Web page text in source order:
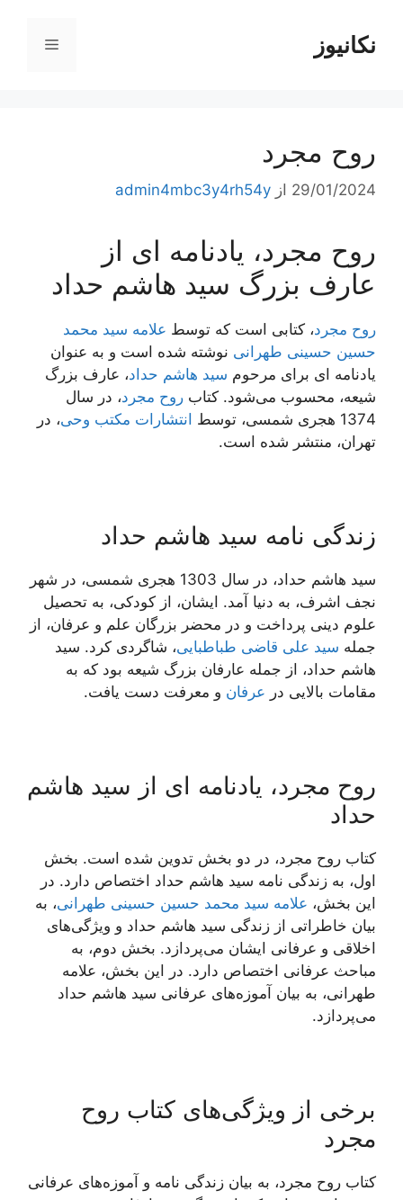
محتوانکانیوز فهرست
روح مجرد
29/01/2024 از admin4mbc3y4rh54y
روح مجرد، یادنامه ای از
عارف بزرگ سید هاشم حداد
روح مجرد، کتابی است که توسط علامه سید محمد
حسین حسینی طهرانی نوشته شده است و به عنوان
یادنامه ای برای مرحوم سید هاشم حداد، عارف بزرگ
شیعه، محسوب می‌شود. کتاب روح مجرد، در سال
1374 هجری شمسی، توسط
انتشارات مکتب وحی، در
تهران، منتشر شده است.
زندگی نامه سید هاشم حداد
سید هاشم حداد، در سال 1303 هجری شمسی، در شهر
نجف اشرف، به دنیا آمد. ایشان، از کودکی، به تحصیل
علوم دینی پرداخت و در محضر بزرگان علم و عرفان، از
جمله سید علی قاضی طباطبایی، شاگردی کرد. سید
هاشم حداد، از جمله عارفان بزرگ شیعه بود که به
مقامات بالایی در عرفان و معرفت دست یافت.
روح مجرد، یادنامه ای از سید هاشم
حداد
کتاب روح مجرد، در دو بخش تدوین شده است. بخش
اول، به زندگی نامه سید هاشم حداد اختصاص دارد. در
این بخش، علامه سید محمد حسین حسینی طهرانی، به
بیان خاطراتی از زندگی سید هاشم حداد و ویژگی‌های
اخلاقی و عرفانی ایشان می‌پردازد. بخش دوم، به
مباحث عرفانی اختصاص دارد. در این بخش، علامه
طهرانی، به بیان آموزه‌های عرفانی سید هاشم حداد
می‌پردازد.
برخی از ویژگی‌های کتاب روح
مجرد
کتاب روح مجرد، به بیان زندگی نامه و آموزه‌های عرفانی